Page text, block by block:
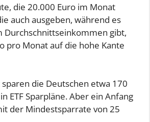
die 20.000 Euro im Monat
auch ausgeben, während es
Durchschnittseinkommen gibt,
pro Monat auf die hohe Kante
die Deutschen etwa 170
ETF Sparpläne. Aber ein Anfang
der Mindestsparrate von 25